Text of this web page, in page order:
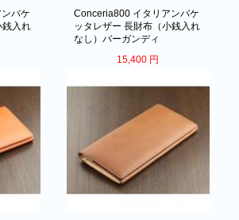
バケ
銭入れ
Conceria800 イタリアンバケ
ッタレザー 長財布（小銭入れ
なし）バーガンディ
15,400 円